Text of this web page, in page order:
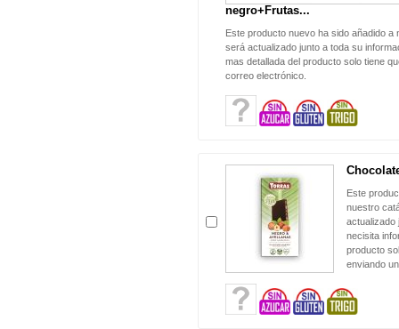
negro+Frutas...
Este producto nuevo ha sido añadido a
será actualizado junto a toda su
mas detallada del producto solo tiene
correo electrónico.
Este
nuestro
actualizado
necisita
producto
enviando